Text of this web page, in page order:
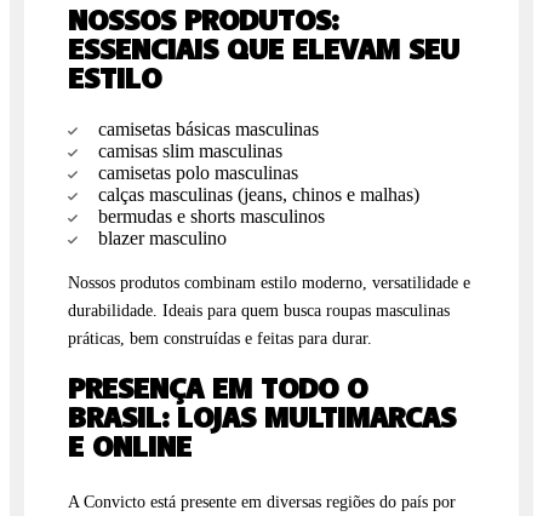
NOSSOS PRODUTOS:
ESSENCIAIS QUE ELEVAM SEU
ESTILO
camisetas básicas masculinas
camisas slim masculinas
camisetas polo masculinas
calças masculinas (jeans, chinos e malhas)
bermudas e shorts masculinos
blazer masculino
Nossos produtos combinam estilo moderno, versatilidade e
durabilidade. Ideais para quem busca roupas masculinas
práticas, bem construídas e feitas para durar.
PRESENÇA EM TODO O
BRASIL: LOJAS MULTIMARCAS
E ONLINE
A Convicto está presente em diversas regiões do país por